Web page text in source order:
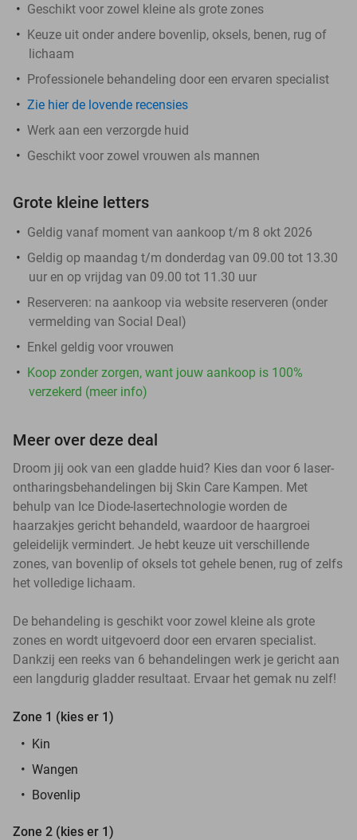
Geschikt voor zowel kleine als grote zones
Keuze uit onder andere bovenlip, oksels, benen, rug of
lichaam
Professionele behandeling door een ervaren specialist
Zie hier de lovende recensies
Werk aan een verzorgde huid
Geschikt voor zowel vrouwen als mannen
Grote kleine letters
Geldig vanaf moment van aankoop t/m 8 okt 2026
Geldig op maandag t/m donderdag van 09.00 tot 13.30
uur en op vrijdag van 09.00 tot 11.30 uur
Reserveren: na aankoop via website reserveren (onder
vermelding van Social Deal)
Enkel geldig voor vrouwen
Koop zonder zorgen, want jouw aankoop is 100%
verzekerd (meer info)
Meer over deze deal
Droom jij ook van een gladde huid? Kies dan voor 6 laser-
ontharingsbehandelingen bij Skin Care Kampen. Met
behulp van Ice Diode-lasertechnologie worden de
haarzakjes gericht behandeld, waardoor de haargroei
geleidelijk vermindert. Je hebt keuze uit verschillende
zones, van bovenlip of oksels tot gehele benen, rug of zelfs
het volledige lichaam.
De behandeling is geschikt voor zowel kleine als grote
zones en wordt uitgevoerd door een ervaren specialist.
Dankzij een reeks van 6 behandelingen werk je gericht aan
een langdurig gladder resultaat. Ervaar het gemak nu zelf!
Zone 1 (kies er 1)
Kin
Wangen
Bovenlip
Zone 2 (kies er 1)